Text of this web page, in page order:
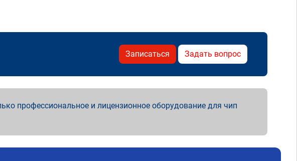
Записаться Задать вопрос
профессиональное и лицензионное оборудование для чип